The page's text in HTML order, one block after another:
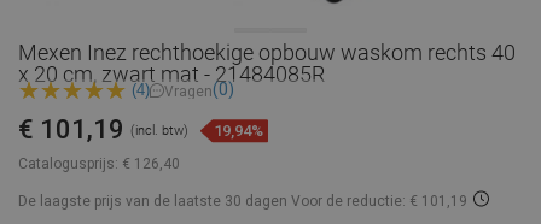
Mexen Inez rechthoekige opbouw waskom rechts 40
x 20 cm, zwart mat - 21484085R
(4) Vragen(0)
Catalogusprijs: € 126,40
€ 101,19 (incl. btw) 19,94%
De laagste prijs van de laatste 30 dagen Voor de reductie: € 101,19